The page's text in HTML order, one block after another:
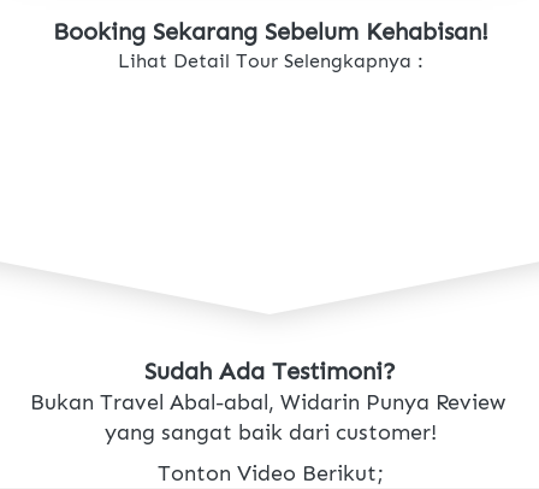
Booking Sekarang Sebelum Kehabisan!
Lihat Detail Tour Selengkapnya :
Sudah Ada Testimoni?
Bukan Travel Abal-abal, Widarin Punya Review
yang sangat baik dari customer!
Tonton Video Berikut;